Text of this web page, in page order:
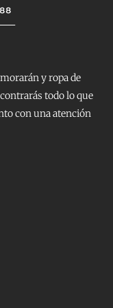
y ropa de
todo lo que
con una atención